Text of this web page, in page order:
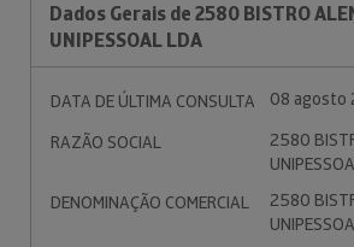
Dados Gerais de 2580 BISTRO
UNIPESSOAL LDA
DATA DE ÚLTIMA CONSULTA
08 agosto
RAZÃO SOCIAL
2580
DENOMINAÇÃO COMERCIAL
2580